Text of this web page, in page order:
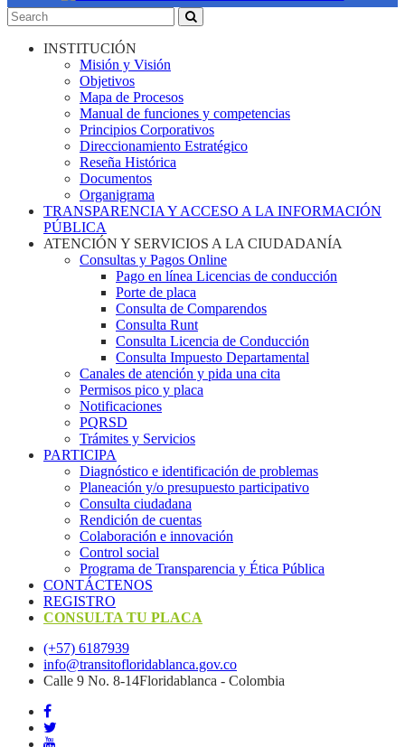
INSTITUCIÓN
Misión y Visión
Objetivos
Mapa de Procesos
Manual de funciones y competencias
Principios Corporativos
Direccionamiento Estratégico
Reseña Histórica
Documentos
Organigrama
TRANSPARENCIA Y ACCESO A LA INFORMACIÓN
PÚBLICA
ATENCIÓN Y SERVICIOS A LA CIUDADANÍA
Consultas y Pagos Online
Pago en línea Licencias de conducción
Porte de placa
Consulta de Comparendos
Consulta Runt
Consulta Licencia de Conducción
Consulta Impuesto Departamental
Canales de atención y pida una cita
Permisos pico y placa
Notificaciones
PQRSD
Trámites y Servicios
PARTICIPA
Diagnóstico e identificación de problemas
Planeación y/o presupuesto participativo​
Consulta ciudadana
Rendición de cuentas
Colaboración e innovación
Control social
Programa de Transparencia y Ética Pública
CONTÁCTENOS
REGISTRO
CONSULTA TU PLACA
(+57) 6187939
info@transitofloridablanca.gov.co
Calle 9 No. 8-14Floridablanca - Colombia